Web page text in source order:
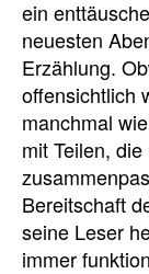
ein
neuesten
Erzählung.
offensichtlich
manchmal
mit Teilen,
Bereitschaft
seine Leser
immer